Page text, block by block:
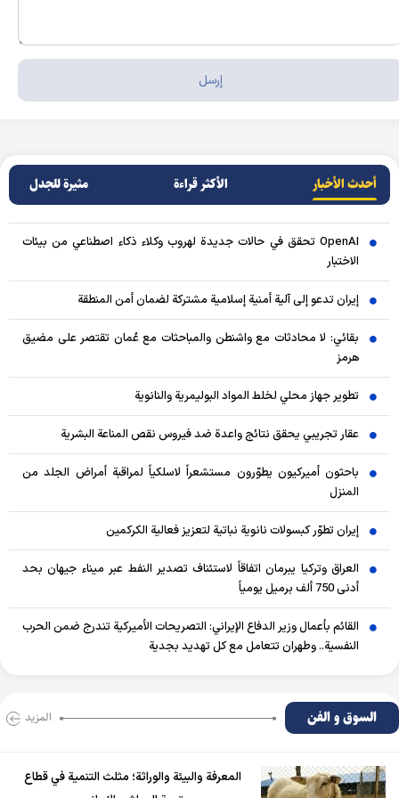
أحدث الأخبار الأکثر قراءة مثيرة للجدل
OpenAI تحقق في حالات جديدة لهروب وكلاء ذكاء اصطناعي من بيئات
الاختبار
إيران تدعو إلى آلية أمنية إسلامية مشتركة لضمان أمن المنطقة
بقائي: لا محادثات مع واشنطن والمباحثات مع عُمان تقتصر على مضيق
هرمز
تطوير جهاز محلي لخلط المواد البوليمرية والنانوية
عقار تجريبي يحقق نتائج واعدة ضد فيروس نقص المناعة البشرية
باحثون أميركيون يطوّرون مستشعراً لاسلكياً لمراقبة أمراض الجلد من
المنزل
إيران تطوّر كبسولات نانوية نباتية لتعزيز فعالية الكركمين
العراق وتركيا يبرمان اتفاقاً لاستئناف تصدير النفط عبر ميناء جيهان بحد
أدنى 750 ألف برميل يومياً
القائم بأعمال وزير الدفاع الإيراني: التصريحات الأميركية تندرج ضمن الحرب
النفسية.. وطهران تتعامل مع كل تهديد بجدية
السوق و الفن المزید
المعرفة والبيئة والوراثة؛ مثلث التنمية في قطاع